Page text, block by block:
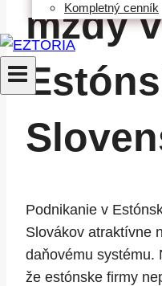
Kompletný cenník
mzdy v
Podnikanie v
Slovákov atraktívne
daňovému systému.
že estónske firmy